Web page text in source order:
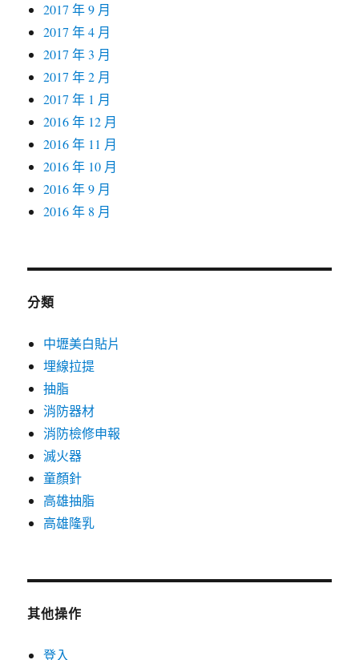
2017 年 9 月
2017 年 4 月
2017 年 3 月
2017 年 2 月
2017 年 1 月
2016 年 12 月
2016 年 11 月
2016 年 10 月
2016 年 9 月
2016 年 8 月
分類
中壢美白貼片
埋線拉提
抽脂
消防器材
消防檢修申報
滅火器
童顏針
高雄抽脂
高雄隆乳
其他操作
登入